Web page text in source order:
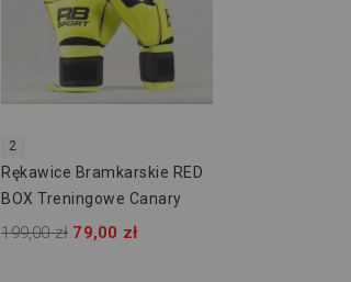
2
Rękawice Bramkarskie RED
BOX Treningowe Canary
199,00 zł 79,00 zł